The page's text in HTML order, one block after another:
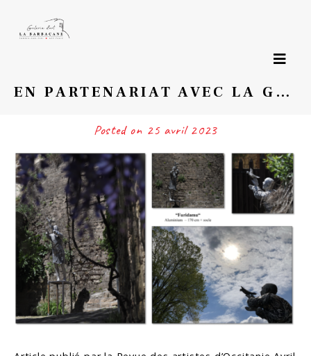
EN PARTENARIAT AVEC LA GALERIE, LA VILLE DE CORDES SUR CIEL ACCUEILLE AU PIED DE LA TOUR DE LA BARBACANE UNE SCULPTURE MONUMENTALE DE LA SCULPTRICE CORRINE CHAUVET
Posted on 25 avril 2023